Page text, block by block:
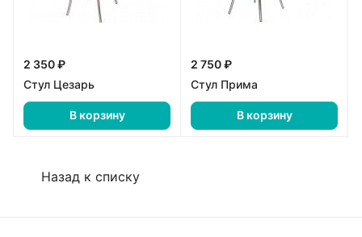
2 350 ₽
Стул Цезарь
В корзину
2 750 ₽
Стул Прима
В корзину
Назад к списку